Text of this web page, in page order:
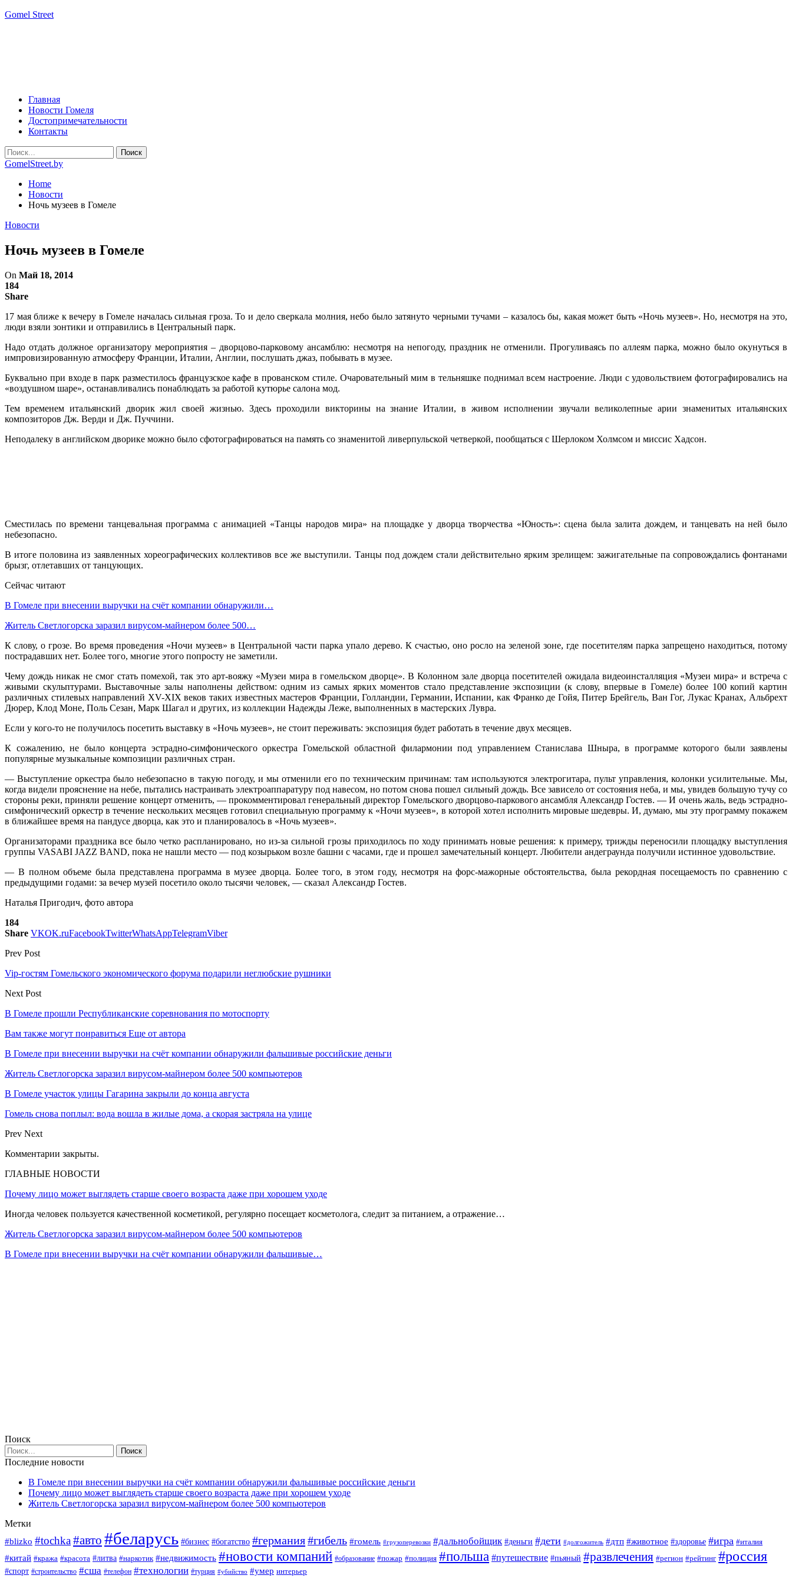
Gomel Street
Главная
Новости Гомеля
Достопримечательности
Контакты
GomelStreet.by
Home
Новости
Ночь музеев в Гомеле
Новости
Ночь музеев в Гомеле
On Май 18, 2014
184
Share
17 мая ближе к вечеру в Гомеле началась сильная гроза. То и дело сверкала молния, небо было затянуто черными тучами – казалось бы, какая может быть «Ночь музеев». Но, несмотря на это,
люди взяли зонтики и отправились в Центральный парк.
Надо отдать должное организатору мероприятия – дворцово-парковому ансамблю: несмотря на непогоду, праздник не отменили. Прогуливаясь по аллеям парка, можно было окунуться в
импровизированную атмосферу Франции, Италии, Англии, послушать джаз, побывать в музее.
Буквально при входе в парк разместилось французское кафе в прованском стиле. Очаровательный мим в тельняшке поднимал всем настроение. Люди с удовольствием фотографировались на
«воздушном шаре», останавливались понаблюдать за работой кутюрье салона мод.
Тем временем итальянский дворик жил своей жизнью. Здесь проходили викторины на знание Италии, в живом исполнении звучали великолепные арии знаменитых итальянских
композиторов Дж. Верди и Дж. Пуччини.
Неподалеку в английском дворике можно было сфотографироваться на память со знаменитой ливерпульской четверкой, пообщаться с Шерлоком Холмсом и миссис Хадсон.
Сместилась по времени танцевальная программа с анимацией «Танцы народов мира» на площадке у дворца творчества «Юность»: сцена была залита дождем, и танцевать на ней было
небезопасно.
В итоге половина из заявленных хореографических коллективов все же выступили. Танцы под дождем стали действительно ярким зрелищем: зажигательные па сопровождались фонтанами
брызг, отлетавших от танцующих.
Сейчас читают
В Гомеле при внесении выручки на счёт компании обнаружили…
Житель Светлогорска заразил вирусом-майнером более 500…
К слову, о грозе. Во время проведения «Ночи музеев» в Центральной части парка упало дерево. К счастью, оно росло на зеленой зоне, где посетителям парка запрещено находиться, потому
пострадавших нет. Более того, многие этого попросту не заметили.
Чему дождь никак не смог стать помехой, так это арт-вояжу «Музеи мира в гомельском дворце». В Колонном зале дворца посетителей ожидала видеоинсталляция «Музеи мира» и встреча с
живыми скульптурами. Выставочные залы наполнены действом: одним из самых ярких моментов стало представление экспозиции (к слову, впервые в Гомеле) более 100 копий картин
различных стилевых направлений XV-XIX веков таких известных мастеров Франции, Голландии, Германии, Испании, как Франко де Гойя, Питер Брейгель, Ван Гог, Лукас Кранах, Альбрехт
Дюрер, Клод Моне, Поль Сезан, Марк Шагал и других, из коллекции Надежды Леже, выполненных в мастерских Лувра.
Если у кого-то не получилось посетить выставку в «Ночь музеев», не стоит переживать: экспозиция будет работать в течение двух месяцев.
К сожалению, не было концерта эстрадно-симфонического оркестра Гомельской областной филармонии под управлением Станислава Шныра, в программе которого были заявлены
популярные музыкальные композиции различных стран.
— Выступление оркестра было небезопасно в такую погоду, и мы отменили его по техническим причинам: там используются электрогитара, пульт управления, колонки усилительные. Мы,
когда видели прояснение на небе, пытались настраивать электроаппаратуру под навесом, но потом снова пошел сильный дождь. Все зависело от состояния неба, и мы, увидев большую тучу со
стороны реки, приняли решение концерт отменить, — прокомментировал генеральный директор Гомельского дворцово-паркового ансамбля Александр Гостев. — И очень жаль, ведь эстрадно-
симфонический оркестр в течение нескольких месяцев готовил специальную программу к «Ночи музеев», в которой хотел исполнить мировые шедевры. И, думаю, мы эту программу покажем
в ближайшее время на пандусе дворца, как это и планировалось в «Ночь музеев».
Организаторами праздника все было четко распланировано, но из-за сильной грозы приходилось по ходу принимать новые решения: к примеру, трижды переносили площадку выступления
группы VASABI JAZZ BAND, пока не нашли место — под козырьком возле башни с часами, где и прошел замечательный концерт. Любители андеграунда получили истинное удовольствие.
— В полном объеме была представлена программа в музее дворца. Более того, в этом году, несмотря на форс-мажорные обстоятельства, была рекордная посещаемость по сравнению с
предыдущими годами: за вечер музей посетило около тысячи человек, — сказал Александр Гостев.
Наталья Пригодич, фото автора
184
Share VKOK.ruFacebookTwitterWhatsAppTelegramViber
Prev Post
Vip-гостям Гомельского экономического форума подарили неглюбские рушники
Next Post
В Гомеле прошли Республиканские соревнования по мотоспорту
Вам также могут понравиться Еще от автора
В Гомеле при внесении выручки на счёт компании обнаружили фальшивые российские деньги
Житель Светлогорска заразил вирусом-майнером более 500 компьютеров
В Гомеле участок улицы Гагарина закрыли до конца августа
Гомель снова поплыл: вода вошла в жилые дома, а скорая застряла на улице
Prev Next
Комментарии закрыты.
ГЛАВНЫЕ НОВОСТИ
Почему лицо может выглядеть старше своего возраста даже при хорошем уходе
Иногда человек пользуется качественной косметикой, регулярно посещает косметолога, следит за питанием, а отражение…
Житель Светлогорска заразил вирусом-майнером более 500 компьютеров
В Гомеле при внесении выручки на счёт компании обнаружили фальшивые…
Поиск
Последние новости
В Гомеле при внесении выручки на счёт компании обнаружили фальшивые российские деньги
Почему лицо может выглядеть старше своего возраста даже при хорошем уходе
Житель Светлогорска заразил вирусом-майнером более 500 компьютеров
Метки
#blizko #tochka#авто #беларусь #бизнес #богатство #германия#гибель #гомель #грузоперевозки #дальнобойщик #деньги #дети #долгожитель #дтп #животное #здоровье #игра #италия
#китай #кража #красота #литва #наркотик #недвижимость #новости компаний #образование #пожар #полиция #польша #путешествие #пьяный #развлечения #регион #рейтинг #россия
#спорт #строительство #сша #телефон #технологии #турция #убийство #умер интерьер